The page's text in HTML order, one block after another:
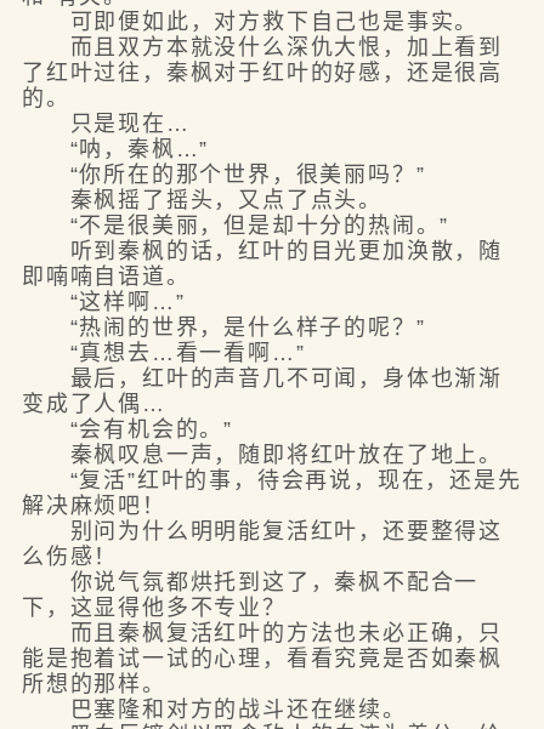
可即便如此，对方救下自己也是事实。
而且双方本就没什么深仇大恨，加上看到
了红叶过往，秦枫对于红叶的好感，还是很高
的。
只是现在…
“呐，秦枫…”
“你所在的那个世界，很美丽吗？”
秦枫摇了摇头，又点了点头。
“不是很美丽，但是却十分的热闹。”
听到秦枫的话，红叶的目光更加涣散，随
即喃喃自语道。
“这样啊…”
“热闹的世界，是什么样子的呢？”
“真想去…看一看啊…”
最后，红叶的声音几不可闻，身体也渐渐
变成了人偶…
“会有机会的。”
秦枫叹息一声，随即将红叶放在了地上。
“复活”红叶的事，待会再说，现在，还是先
解决麻烦吧！
别问为什么明明能复活红叶，还要整得这
么伤感！
你说气氛都烘托到这了，秦枫不配合一
下，这显得他多不专业？
而且秦枫复活红叶的方法也未必正确，只
能是抱着试一试的心理，看看究竟是否如秦枫
所想的那样。
巴塞隆和对方的战斗还在继续。